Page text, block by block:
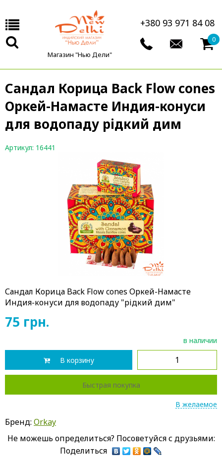
Магазин "Нью Дели"
+380 93 971 84 08
0
Сандал Корица Back Flow cones
Оркей-Намасте Индия-конуси
для водопаду рідкий дим
Артикул: 16441
Сандал Корица Back Flow cones Оркей-Намасте
Индия-конуси для водопаду "рідкий дим"
75 грн.
в наличии
В корзину
Быстрая покупка
В желаемое
Бренд: Orkay
Не можешь определиться? Посоветуйся с друзьями:
Поделиться